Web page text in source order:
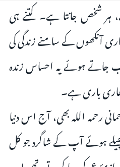
شخص جانتا ہے۔ کتنے ہی
آنکھوں کے سامنے زندگی کی
جاتے ہوئے یہ احساس زندہ
باری ہے۔
رحمه الله بھی، آج اس دنیا
ہوئے آپ کے شاگرد جو کل